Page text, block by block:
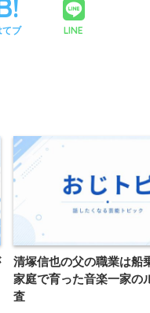
てブ LINE
清塚信也の父の職業は船
家庭で育った音楽一家の
査